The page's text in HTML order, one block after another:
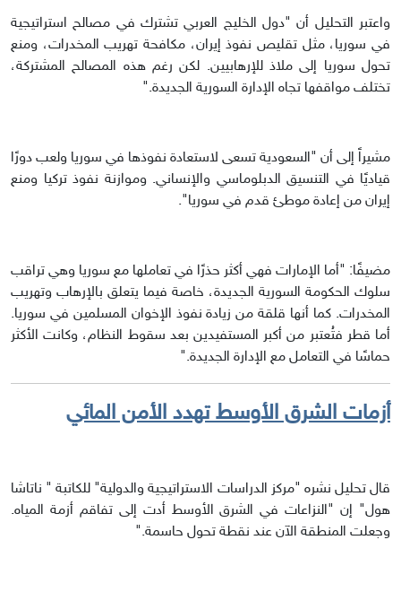
واعتبر التحليل أن "دول الخليج العربي تشترك في مصالح استراتيجية
في سوريا، مثل تقليص نفوذ إيران، مكافحة تهريب المخدرات، ومنع
تحول سوريا إلى ملاذ للإرهابيين. لكن رغم هذه المصالح المشتركة،
تختلف مواقفها تجاه الإدارة السورية الجديدة."
مشيراً إلى أن "السعودية تسعى لاستعادة نفوذها في سوريا ولعب دورًا
قياديًا في التنسيق الدبلوماسي والإنساني. وموازنة نفوذ تركيا ومنع
إيران من إعادة موطئ قدم في سوريا".
مضيفًا: "أما الإمارات فهي أكثر حذرًا في تعاملها مع سوريا وهي تراقب
سلوك الحكومة السورية الجديدة، خاصة فيما يتعلق بالإرهاب وتهريب
المخدرات. كما أنها قلقة من زيادة نفوذ الإخوان المسلمين في سوريا.
أما قطر فتُعتبر من أكبر المستفيدين بعد سقوط النظام، وكانت الأكثر
حماسًا في التعامل مع الإدارة الجديدة."
أزمات الشرق الأوسط تهدد الأمن المائي
قال تحليل نشره "مركز الدراسات الاستراتيجية والدولية" للكاتبة " ناتاشا
هول" إن "النزاعات في الشرق الأوسط أدت إلى تفاقم أزمة المياه.
وجعلت المنطقة الآن عند نقطة تحول حاسمة."